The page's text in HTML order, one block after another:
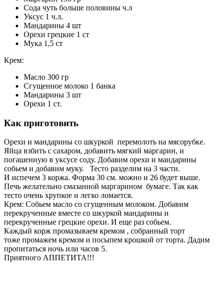
Сода чуть больше половины ч.л
Уксус 1 ч.л.
Мандарины 4 шт
Орехи грецкие 1 ст
Мука 1,5 ст
Крем:
Масло 300 гр
Сгущенное молоко 1 банка
Мандарины 3 шт
Орехи 1 ст.
Как приготовить
Орехи и мандарины со шкуркой перемолоть на мясорубке.
Яйца взбить с сахаром, добавить мягкий маргарин, и
погашенную в уксусе соду. Добавим орехи и мандарины
собьем и добавим муку. Тесто разделим на 3 части.
И испечем 3 коржа. Форма 30 см. можно и 26 будет выше.
Печь желательно смазанной маргарином бумаге. Так как
тесто очень хрупкое и легко ломается.
Крем: Собьем масло со сгущенным молоком. Добавим
перекрученные вместе со шкуркой мандарины и
перекрученные грецкие орехи. И еще раз собьем.
Каждый корж промазываем кремом , собранный торт
тоже промажем кремом и посыпем крошкой от торта. Дадим
пропитаться ночь или часов 5.
Приятного АППЕТИТА!!!